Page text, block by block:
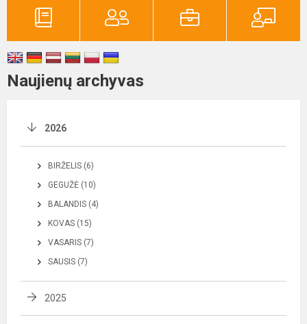
Naujienų archyvas
2026
BIRŽELIS (6)
GEGUŽĖ (10)
BALANDIS (4)
KOVAS (15)
VASARIS (7)
SAUSIS (7)
2025